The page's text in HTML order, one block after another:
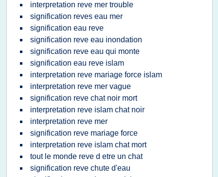
interpretation reve mer trouble
signification reves eau mer
signification eau reve
signification reve eau inondation
signification reve eau qui monte
signification eau reve islam
interpretation reve mariage force islam
interpretation reve mer vague
signification reve chat noir mort
interpretation reve islam chat noir
interpretation reve mer
signification reve mariage force
interpretation reve islam chat mort
tout le monde reve d etre un chat
signification reve chute d'eau